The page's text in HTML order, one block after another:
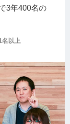
3年400名の
名以上